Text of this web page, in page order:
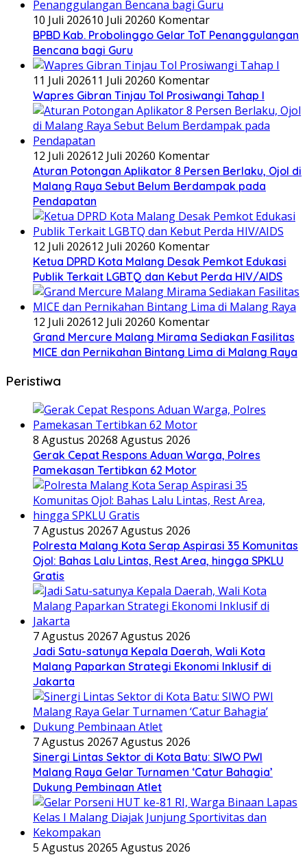
10 Juli 202610 Juli 20260 Komentar
BPBD Kab. Probolinggo Gelar ToT Penanggulangan
Bencana bagi Guru
11 Juli 202611 Juli 20260 Komentar
Wapres Gibran Tinjau Tol Prosiwangi Tahap I
12 Juli 202612 Juli 20260 Komentar
Aturan Potongan Aplikator 8 Persen Berlaku, Ojol di
Malang Raya Sebut Belum Berdampak pada
Pendapatan
12 Juli 202612 Juli 20260 Komentar
Ketua DPRD Kota Malang Desak Pemkot Edukasi
Publik Terkait LGBTQ dan Kebut Perda HIV/AIDS
12 Juli 202612 Juli 20260 Komentar
Grand Mercure Malang Mirama Sediakan Fasilitas
MICE dan Pernikahan Bintang Lima di Malang Raya
Peristiwa
8 Agustus 20268 Agustus 2026
Gerak Cepat Respons Aduan Warga, Polres
Pamekasan Tertibkan 62 Motor
7 Agustus 20267 Agustus 2026
Polresta Malang Kota Serap Aspirasi 35 Komunitas
Ojol: Bahas Lalu Lintas, Rest Area, hingga SPKLU
Gratis
7 Agustus 20267 Agustus 2026
Jadi Satu-satunya Kepala Daerah, Wali Kota
Malang Paparkan Strategi Ekonomi Inklusif di
Jakarta
7 Agustus 20267 Agustus 2026
Sinergi Lintas Sektor di Kota Batu: SIWO PWI
Malang Raya Gelar Turnamen ‘Catur Bahagia’
Dukung Pembinaan Atlet
5 Agustus 20265 Agustus 2026